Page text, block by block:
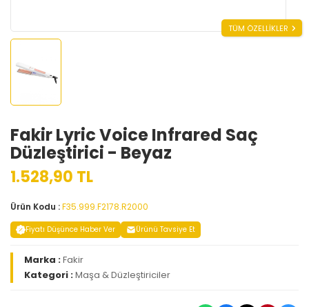
TÜM ÖZELLİKLER
Fakir Lyric Voice Infrared Saç
Düzleştirici - Beyaz
1.528,90 TL
Ürün Kodu :F35.999.F2178.R2000
Fiyatı Düşünce Haber Ver Ürünü Tavsiye Et
Marka :Fakir
Kategori :Maşa & Düzleştiriciler